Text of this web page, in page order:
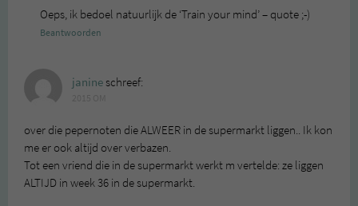
Oeps, ik bedoel natuurlijk de ‘Train your mind’ – quote ;-)
Beantwoorden
janineschreef:
over die pepernoten die ALWEER in de supermarkt liggen.. Ik kon
me er ook altijd over verbazen.
Tot een vriend die in de supermarkt werkt m vertelde: ze liggen
ALTIJD in week 36 in de supermarkt.